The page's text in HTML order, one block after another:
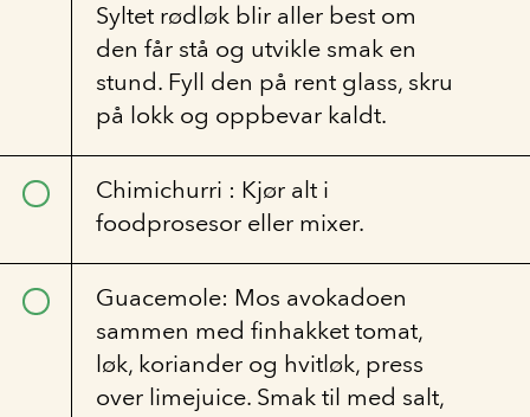
Syltet rødløk blir aller best om
den får stå og utvikle smak en
stund. Fyll den på rent glass, skru
på lokk og oppbevar kaldt.
Chimichurri : Kjør alt i
foodprosesor eller mixer.
Guacemole: Mos avokadoen
sammen med finhakket tomat,
løk, koriander og hvitløk, press
over limejuice. Smak til med salt,